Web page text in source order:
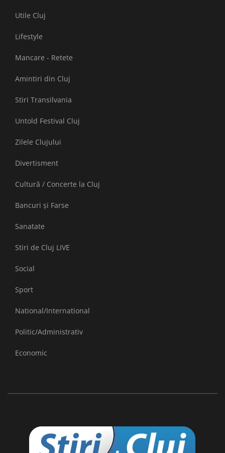
Utile Cluj
Lifestyle
Mancare - Retete
Amintiri din Cluj
Stiri Transilvania
Untold Festival Cluj
Zilele Clujului
Divertisment
Cultură / Concerte la Cluj
Bancuri și Farse
Sanatate
Stiri de Cluj LIVE
Social
Sport
National/International
Politic/Administrativ
Economic